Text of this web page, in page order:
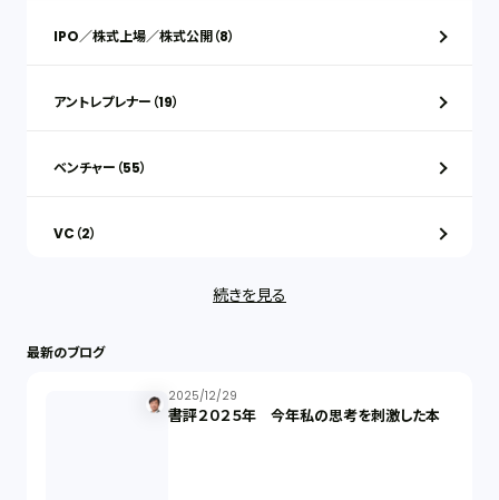
IPO／株式上場／株式公開（8）
アントレプレナー（19）
ベンチャー（55）
VC（2）
最近の話題（121）
続きを見る
最新のブログ
2025/12/29
書評２０２５年 今年私の思考を刺激した本